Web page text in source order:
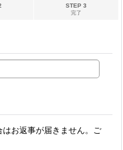
STEP 3
完了
お返事が届きません。ご